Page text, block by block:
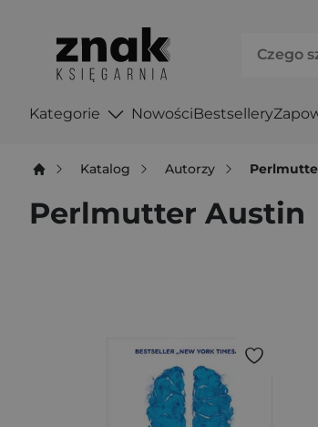
Kategorie NowościBestsellery
Katalog Autorzy
Perlmutter Austin